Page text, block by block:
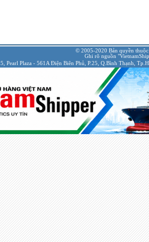
© 2005-2020 Bản quyền
Ghi rõ nguồn
Pearl Plaza - 561A Điện Biên Phủ, P.25, Q.Bình Thạnh,